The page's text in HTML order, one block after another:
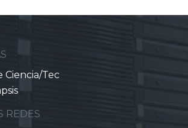
Ciencia/Tec
REDES